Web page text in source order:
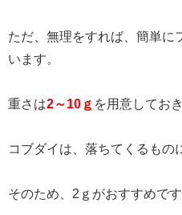
ただ、無理をすれば、簡単に
います。
重さは2～10ｇ を用意してお
コブダイは、落ちてくるもの
そのため、2ｇがおすすめです